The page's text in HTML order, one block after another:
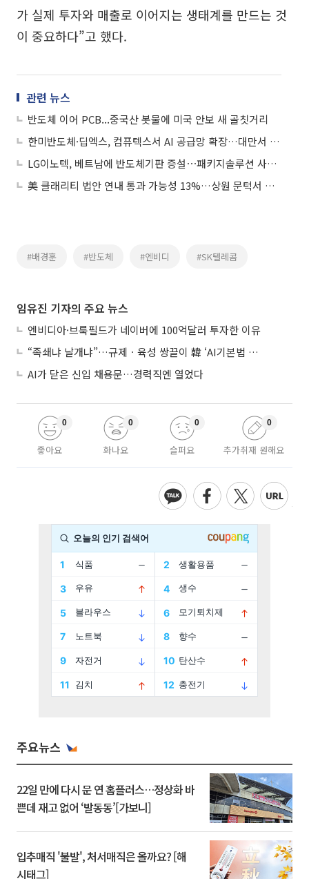
가 실제 투자와 매출로 이어지는 생태계를 만드는 것
이 중요하다”고 했다.
관련 뉴스
반도체 이어 PCB...중국산 봇물에 미국 안보 새 골칫거리
한미반도체·딥엑스, 컴퓨텍스서 AI 공급망 확장…대만서 빛난 韓기업
LG이노텍, 베트남에 반도체기판 증설⋯패키지솔루션 사업 3조 육성 드라이브
美 클래리티 법안 연내 통과 가능성 13%…상원 문턱서 제동
#배경훈 #반도체 #엔비디 #SK텔레콤
임유진 기자의 주요 뉴스
엔비디아·브룩필드가 네이버에 100억달러 투자한 이유
“족쇄냐 날개냐”…규제ㆍ육성 쌍끌이 韓 ‘AI기본법 개정안’ 오늘 시행
AI가 닫은 신입 채용문…경력직엔 열었다
좋아요
0
화나요
0
슬퍼요
0
추가취재 원해요
0
주요뉴스
22일 만에 다시 문 연 홈플러스…정상화 바
쁜데 재고 없어 ‘발동동’[가보니]
입추매직 '불발', 처서매직은 올까요? [해
시태그]